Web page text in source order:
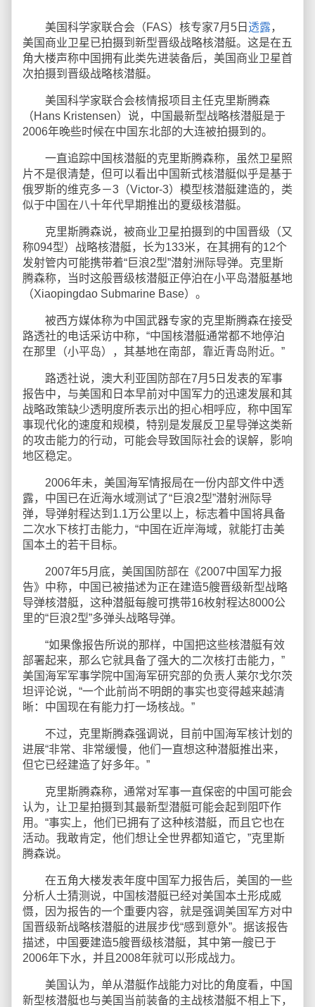
美国科学家联合会（FAS）核专家7月5日 透露，
美国商业卫星已拍摄到新型晋级战略核潜艇。这是在五
角大楼声称中国拥有此类先进装备后，美国商业卫星首
次拍摄到晋级战略核潜艇。
美国科学家联合会核情报项目主任克里斯腾森
（Hans Kristensen）说，中国最新型战略核潜艇是于
2006年晚些时候在中国东北部的大连被拍摄到的。
一直追踪中国核潜艇的克里斯腾森称，虽然卫星照
片不是很清楚，但可以看出中国新式核潜艇似乎是基于
俄罗斯的维克多－3（Victor-3）模型核潜艇建造的，类
似于中国在八十年代早期推出的夏级核潜艇。
克里斯腾森说，被商业卫星拍摄到的中国晋级（又
称094型）战略核潜艇，长为133米，在其拥有的12个
发射管内可能携带着“巨浪2型”潜射洲际导弹。克里斯
腾森称，当时这般晋级核潜艇正停泊在小平岛潜艇基地
（Xiaopingdao Submarine Base）。
被西方媒体称为中国武器专家的克里斯腾森在接受
路透社的电话采访中称，“中国核潜艇通常都不地停泊
在那里（小平岛），其基地在南部，靠近青岛附近。”
路透社说，澳大利亚国防部在7月5日发表的军事
报告中，与美国和日本早前对中国军力的迅速发展和其
战略政策缺少透明度所表示出的担心相呼应，称中国军
事现代化的速度和规模，特别是发展反卫星导弹这类新
的攻击能力的行动，可能会导致国际社会的误解，影响
地区稳定。
2006年未，美国海军情报局在一份内部文件中透
露，中国已在近海水域测试了“巨浪2型”潜射洲际导
弹，导弹射程达到1.1万公里以上，标志着中国将具备
二次水下核打击能力，“中国在近岸海域，就能打击美
国本土的若干目标。
2007年5月底，美国国防部在《2007中国军力报
告》中称，中国已被描述为正在建造5艘晋级新型战略
导弹核潜艇，这种潜艇每艘可携带16枚射程达8000公
里的“巨浪2型”多弹头战略导弹。
“如果像报告所说的那样，中国把这些核潜艇有效
部署起来，那么它就具备了强大的二次核打击能力，”
美国海军军事学院中国海军研究部的负责人莱尔戈尔茨
坦评论说，“一个此前尚不明朗的事实也变得越来越清
晰：中国现在有能力打一场核战。”
不过，克里斯腾森强调说，目前中国海军核计划的
进展“非常、非常缓慢，他们一直想这种潜艇推出来，
但它已经建造了好多年。”
克里斯腾森称，通常对军事一直保密的中国可能会
认为，让卫星拍摄到其最新型潜艇可能会起到阻吓作
用。“事实上，他们已拥有了这种核潜艇，而且它也在
活动。我敢肯定，他们想让全世界都知道它，”克里斯
腾森说。
在五角大楼发表年度中国军力报告后，美国的一些
分析人士猜测说，中国核潜艇已经对美国本土形成威
慑，因为报告的一个重要内容，就是强调美国军方对中
国晋级新战略核潜艇的进展步伐“感到意外”。据该报告
描述，中国要建造5艘晋级核潜艇，其中第一艘已于
2006年下水，并且2008年就可以形成战力。
美国认为，单从潜艇作战能力对比的角度看，中国
新型核潜艇也与美国当前装备的主战核潜艇不相上下，